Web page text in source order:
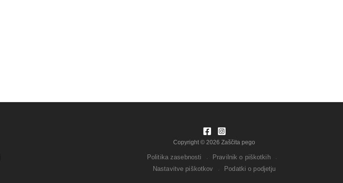
Copyright © 2026 Zaščita pego
Politika zasebnosti · Pravilnik o piškotkih
·
Nastavitve piškotkov
· Podatki o podjetju